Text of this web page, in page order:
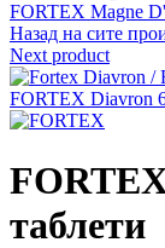
FORTEX Magne
Назад на сите
Next product
FORTEX Diavron
таблети